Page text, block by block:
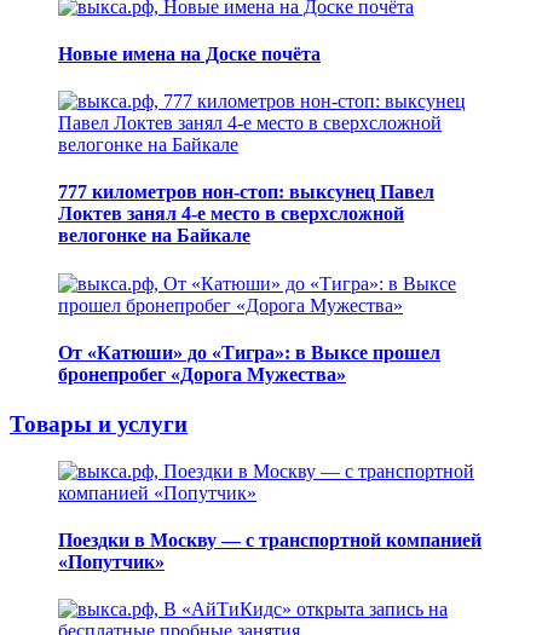
Новые имена на Доске почёта
777 километров нон-стоп: выксунец Павел
Локтев занял 4-е место в сверхсложной
велогонке на Байкале
От «Катюши» до «Тигра»: в Выксе прошел
бронепробег «Дорога Мужества»
Товары и услуги
Поездки в Москву — с транспортной компанией
«Попутчик»